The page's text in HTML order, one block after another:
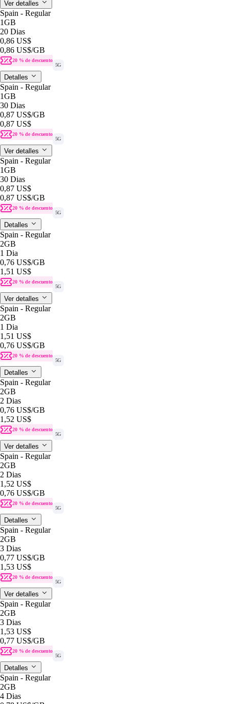
Ver detalles
Spain - Regular
1GB
20 Dias
0,86 US$
0,86 US$/GB
20 % de descuento
5G
Detalles
Spain - Regular
1GB
30 Dias
0,87 US$/GB
0,87 US$
20 % de descuento
5G
Ver detalles
Spain - Regular
1GB
30 Dias
0,87 US$
0,87 US$/GB
20 % de descuento
5G
Detalles
Spain - Regular
2GB
1 Dia
0,76 US$/GB
1,51 US$
20 % de descuento
5G
Ver detalles
Spain - Regular
2GB
1 Dia
1,51 US$
0,76 US$/GB
20 % de descuento
5G
Detalles
Spain - Regular
2GB
2 Dias
0,76 US$/GB
1,52 US$
20 % de descuento
5G
Ver detalles
Spain - Regular
2GB
2 Dias
1,52 US$
0,76 US$/GB
20 % de descuento
5G
Detalles
Spain - Regular
2GB
3 Dias
0,77 US$/GB
1,53 US$
20 % de descuento
5G
Ver detalles
Spain - Regular
2GB
3 Dias
1,53 US$
0,77 US$/GB
20 % de descuento
5G
Detalles
Spain - Regular
2GB
4 Dias